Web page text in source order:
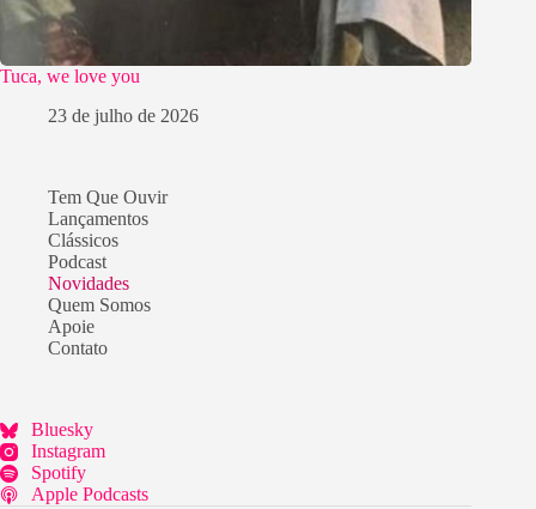
Tuca, we love you
23 de julho de 2026
Tem Que Ouvir
Lançamentos
Clássicos
Podcast
Novidades
Quem Somos
Apoie
Contato
Bluesky
Instagram
Spotify
Apple Podcasts